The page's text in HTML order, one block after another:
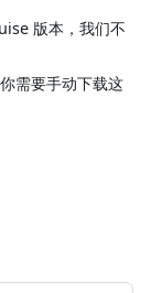
版本，我们不
需要手动下载这